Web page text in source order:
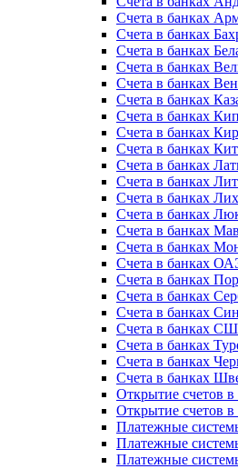
Счета в банках
Счета в банках
Счета в банках
Счета в банках
Счета в банках
Счета в банках
Счета в банках
Счета в банках
Счета в банках
Счета в банках
Счета в банках
Счета в банках
Счета в банках
Счета в банках
Счета в банках
Счета в банках
Счета в банках
Счета в банках
Счета в банках
Счета в банках
Счета в банках
Счета в банках
Счета в банках
Открытие счетов
Открытие счетов
Платежные
Платежные
Платежные